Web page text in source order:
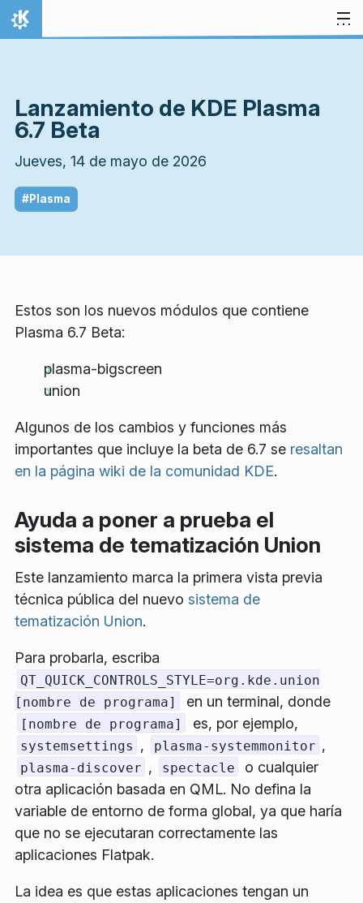
Ir al contenido
Inicio
Lanzamiento de KDE Plasma
6.7 Beta
Jueves, 14 de mayo de 2026
#Plasma
Estos son los nuevos módulos que contiene
Plasma 6.7 Beta:
plasma-bigscreen
union
Algunos de los cambios y funciones más
importantes que incluye la beta de 6.7 se resaltan
en la página wiki de la comunidad KDE.
Ayuda a poner a prueba el
sistema de tematización Union
Este lanzamiento marca la primera vista previa
técnica pública del nuevo sistema de
tematización Union.
Para probarla, escriba
QT_QUICK_CONTROLS_STYLE=org.kde.union
[nombre de programa]
en un terminal, donde
[nombre de programa] es, por ejemplo,
systemsettings , plasma-systemmonitor ,
plasma-discover , spectacle
o cualquier
otra aplicación basada en QML. No defina la
variable de entorno de forma global, ya que haría
que no se ejecutaran correctamente las
aplicaciones Flatpak.
La idea es que estas aplicaciones tengan un